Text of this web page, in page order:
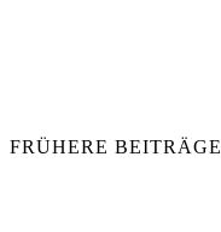
FRÜHERE BEITRÄGE